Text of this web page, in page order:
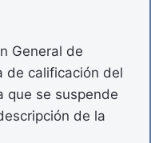
General de
de calificación del
que se suspende
de la